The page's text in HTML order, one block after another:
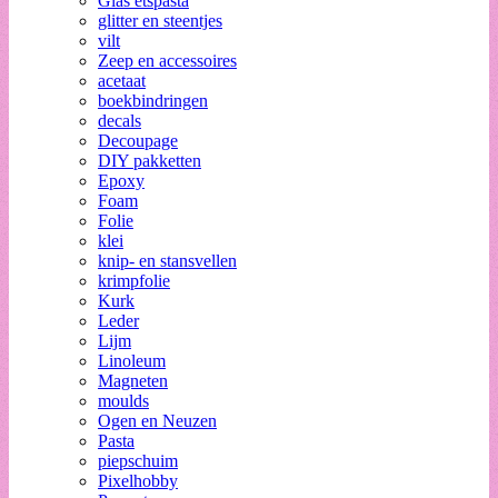
glitter en steentjes
vilt
Zeep en accessoires
acetaat
boekbindringen
decals
Decoupage
DIY pakketten
Epoxy
Foam
Folie
klei
knip- en stansvellen
krimpfolie
Kurk
Leder
Lijm
Linoleum
Magneten
moulds
Ogen en Neuzen
Pasta
piepschuim
Pixelhobby